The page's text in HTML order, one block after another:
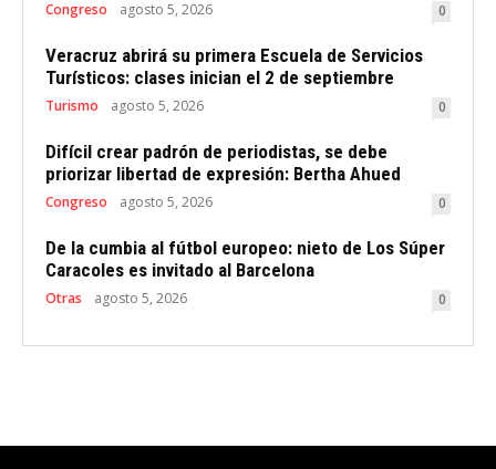
Congreso agosto 5, 2026 0
Veracruz abrirá su primera Escuela de Servicios
Turísticos: clases inician el 2 de septiembre
Turismo agosto 5, 2026 0
Difícil crear padrón de periodistas, se debe
priorizar libertad de expresión: Bertha Ahued
Congreso agosto 5, 2026 0
De la cumbia al fútbol europeo: nieto de Los Súper
Caracoles es invitado al Barcelona
Otras agosto 5, 2026 0